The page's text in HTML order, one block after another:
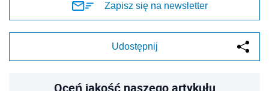
Zapisz się na newsletter
Udostępnij